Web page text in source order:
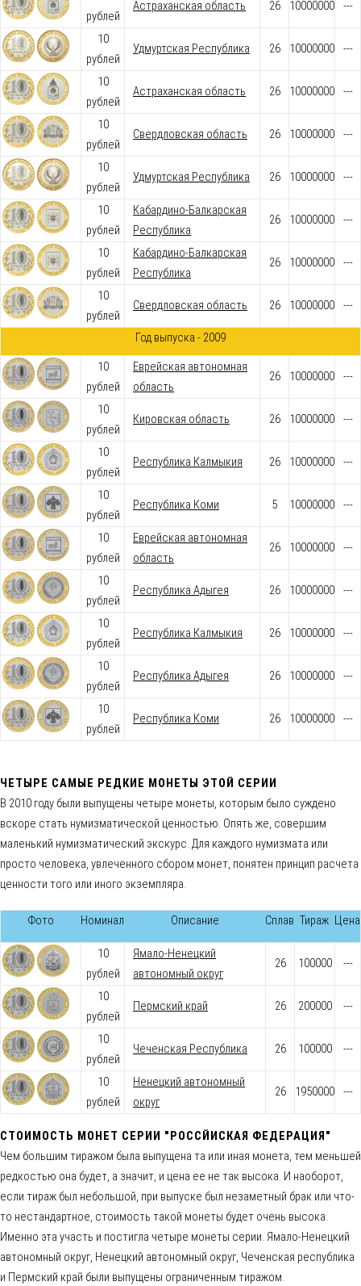
рублей
Астраханская область 26 10000000 ---
10
рублей
Удмуртская Республика 26 10000000 ---
10
рублей
Астраханская область 26 10000000 ---
10
рублей
Свердловская область 26 10000000 ---
10
рублей
Удмуртская Республика 26 10000000 ---
10
рублей
Кабардино-Балкарская
Республика
26 10000000 ---
10
рублей
Кабардино-Балкарская
Республика
26 10000000 ---
10
рублей
Свердловская область 26 10000000 ---
Год выпуска - 2009
10
рублей
Еврейская автономная
область
26 10000000 ---
10
рублей
Кировская область 26 10000000 ---
10
рублей
Республика Калмыкия 26 10000000 ---
10
рублей
Республика Коми 5 10000000 ---
10
рублей
Еврейская автономная
область
26 10000000 ---
10
рублей
Республика Адыгея 26 10000000 ---
10
рублей
Республика Калмыкия 26 10000000 ---
10
рублей
Республика Адыгея 26 10000000 ---
10
рублей
Республика Коми 26 10000000 ---
ЧЕТЫРЕ САМЫЕ РЕДКИЕ МОНЕТЫ ЭТОЙ СЕРИИ
В 2010 году были выпущены четыре монеты, которым было суждено
вскоре стать нумизматической ценностью. Опять же, совершим
маленький нумизматический экскурс. Для каждого нумизмата или
просто человека, увлеченного сбором монет, понятен принцип расчета
ценности того или иного экземпляра.
Фото Номинал Описание Сплав Тираж Цена
10
рублей
Ямало-Ненецкий
автономный округ
26 100000 ---
10
рублей
Пермский край 26 200000 ---
10
рублей
Чеченская Республика 26 100000 ---
10
рублей
Ненецкий автономный
округ
26 1950000 ---
СТОИМОСТЬ МОНЕТ СЕРИИ "РОССЙИСКАЯ ФЕДЕРАЦИЯ"
Чем большим тиражом была выпущена та или иная монета, тем меньшей
редкостью она будет, а значит, и цена ее не так высока. И наоборот,
если тираж был небольшой, при выпуске был незаметный брак или что-
то нестандартное, стоимость такой монеты будет очень высока.
Именно эта участь и постигла четыре монеты серии. Ямало-Ненецкий
автономный округ, Ненецкий автономный округ, Чеченская республика
и Пермский край были выпущены ограниченным тиражом.